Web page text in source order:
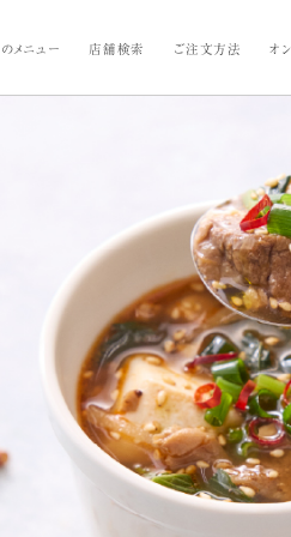
メニュー 店舗検索 ご注文方法 オ